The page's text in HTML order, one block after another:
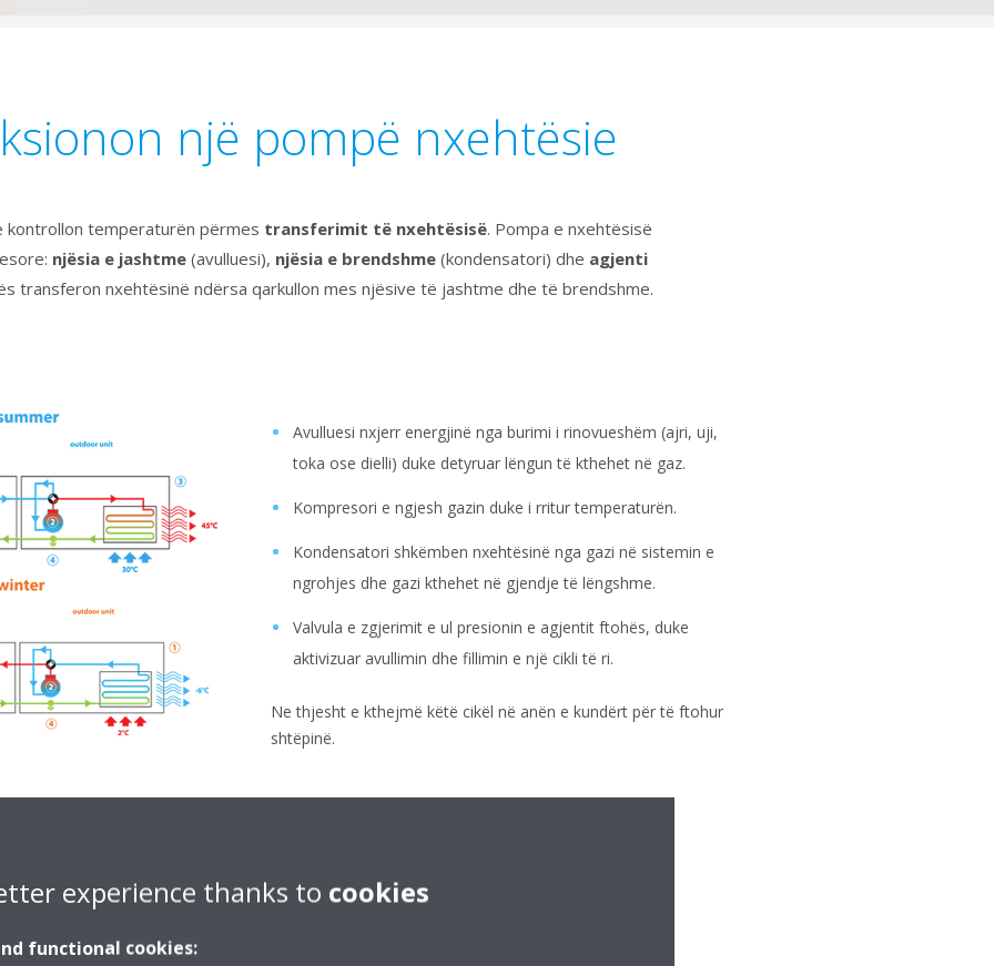
një pompë nxehtësie
kontrollon temperaturën përmes transferimit të nxehtësisë. Pompa e nxehtësisë
njësia e jashtme (avulluesi), njësia e brendshme (kondensatori) dhe agjenti
transferon nxehtësinë ndërsa qarkullon mes njësive të jashtme dhe të brendshme.
Avulluesi nxjerr energjinë nga burimi i rinovueshëm (ajri, uji,
toka ose dielli) duke detyruar lëngun të kthehet në gaz.
Kompresori e ngjesh gazin duke i rritur temperaturën.
Kondensatori shkëmben nxehtësinë nga gazi në sistemin e
ngrohjes dhe gazi kthehet në gjendje të lëngshme.
Valvula e zgjerimit e ul presionin e agjentit ftohës, duke
aktivizuar avullimin dhe fillimin e një cikli të ri.
Ne thjesht e kthejmë këtë cikël në anën e kundërt për të ftohur
shtëpinë.
experience thanks to cookies
functional cookies: